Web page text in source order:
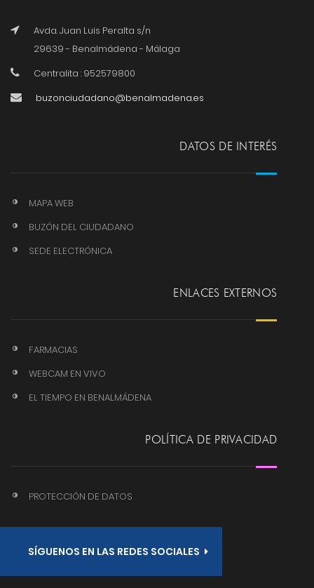
Avda. Juan Luis Peralta s/n
29639 - Benalmádena - Málaga
Centralita : 952579800
buzonciudadano@benalmadena.es
DATOS DE INTERÉS
MAPA WEB
BUZÓN DEL CIUDADANO
SEDE ELECTRÓNICA
ENLACES EXTERNOS
FARMACIAS
WEBCAM EN VIVO
EL TIEMPO EN BENALMÁDENA
POLÍTICA DE PRIVACIDAD
PROTECCIÓN DE DATOS
SÍGUENOS EN LAS REDES SOCIALES